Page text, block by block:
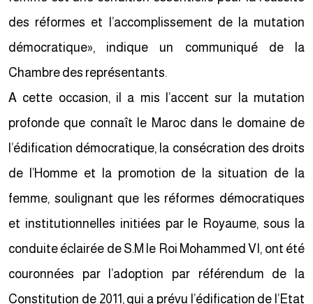
des réformes et l’accomplissement de la mutation
démocratique», indique un communiqué de la
Chambre des représentants.
A cette occasion, il a mis l’accent sur la mutation
profonde que connaît le Maroc dans le domaine de
l’édification démocratique, la consécration des droits
de l’Homme et la promotion de la situation de la
femme, soulignant que les réformes démocratiques
et institutionnelles initiées par le Royaume, sous la
conduite éclairée de S.M le Roi Mohammed VI, ont été
couronnées par l’adoption par référendum de la
Constitution de 2011, qui a prévu l’édification de l’Etat